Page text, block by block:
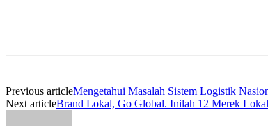
Previous articleMengetahui Masalah Sistem Logistik
Next articleBrand Lokal, Go Global. Inilah 12 Merek